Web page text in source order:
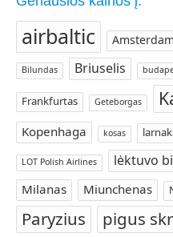
airbaltic
Bilundas Briuselis
Frankfurtas Geteborgas
Kopenhaga kosas
LOT Polish Airlines lėktuvo
Milanas Miunchenas
Paryzius pigus